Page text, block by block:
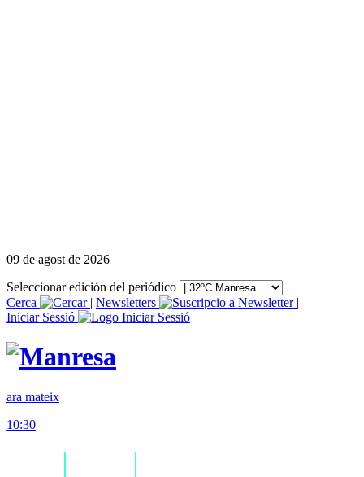
09 de agost de 2026
Seleccionar edición del periódico
Cerca
| Newsletters
|
Iniciar Sessió
ara mateix
10:30